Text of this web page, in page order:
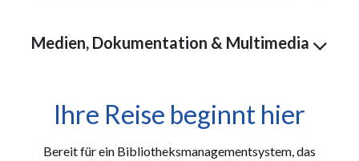
Medien, Dokumentation & Multimedia
Ihre Reise beginnt hier
Bereit für ein Bibliotheksmanagementsystem, das